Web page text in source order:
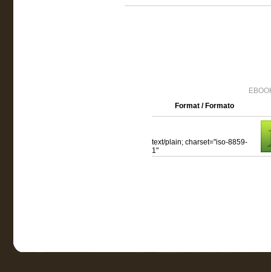
Format / Formato
text/plain; charset="iso-8859-
1"